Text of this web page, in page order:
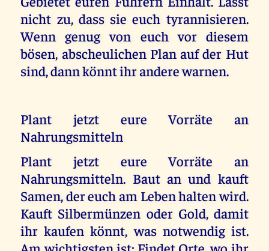
nicht zu, dass sie euch tyrannisieren.
Wenn genug von euch vor diesem
bösen, abscheulichen Plan auf der Hut
sind, dann könnt ihr andere warnen.
Plant jetzt eure Vorräte an
Nahrungsmitteln
Plant jetzt eure Vorräte an
Nahrungsmitteln. Baut an und kauft
Samen, der euch am Leben halten wird.
Kauft Silbermünzen oder Gold, damit
ihr kaufen könnt, was notwendig ist.